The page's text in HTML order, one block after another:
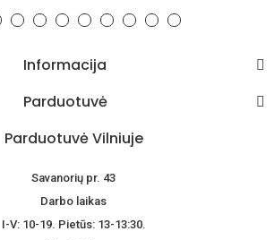
Informacija
Parduotuvė
Parduotuvė Vilniuje
Savanorių pr. 43
Darbo laikas
I-V: 10-19. Pietūs: 13-13:30.